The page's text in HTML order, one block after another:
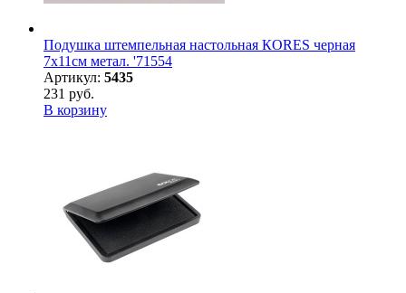
Подушка штемпельная настольная КORES черная
7х11см метал. '71554
Артикул: 5435
231 руб.
В корзину